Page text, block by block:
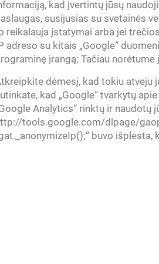
kad įvertintų jūsų
susijusias su svetainės
reikalauja įstatymai arba jei
adreso su kitais „Google“
įrangą; Tačiau
dėmesį, kad tokiu
kad „Google“ tvarkytų
Analytics“ rinktų ir
tools.google.com/dlpage/
buvo